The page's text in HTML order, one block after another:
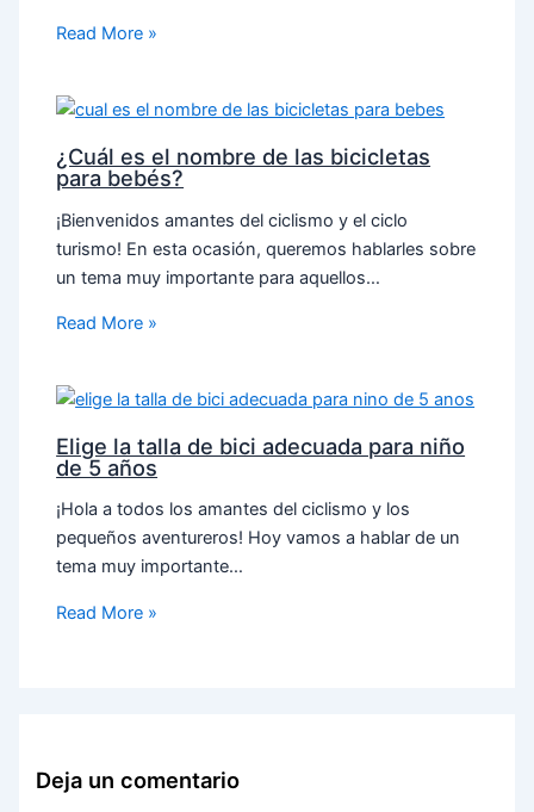
Read More »
¿Cuál es el nombre de las bicicletas
para bebés?
¡Bienvenidos amantes del ciclismo y el ciclo
turismo! En esta ocasión, queremos hablarles sobre
un tema muy importante para aquellos…
Read More »
Elige la talla de bici adecuada para niño
de 5 años
¡Hola a todos los amantes del ciclismo y los
pequeños aventureros! Hoy vamos a hablar de un
tema muy importante…
Read More »
Deja un comentario